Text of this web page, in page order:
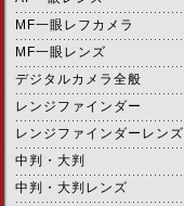
MF一眼レフカメラ
MF一眼レンズ
デジタルカメラ全般
レンジファインダー
レンジファインダーレンズ
中判・大判
中判・大判レンズ